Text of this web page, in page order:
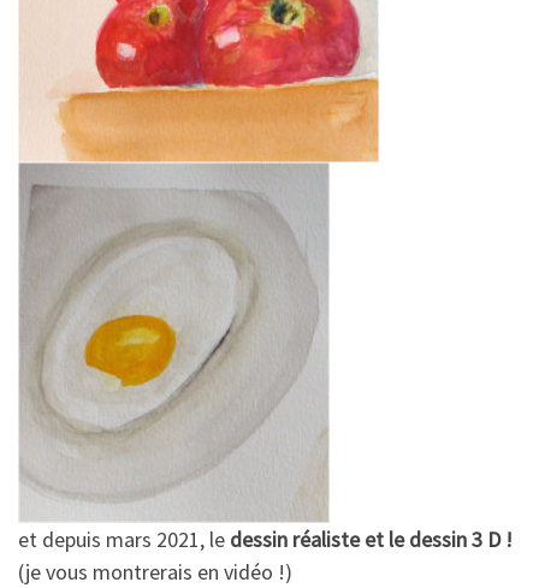
et depuis mars 2021, le dessin réaliste et le dessin 3 D !
(je vous montrerais en vidéo !)